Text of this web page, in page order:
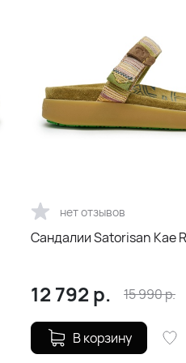
нет отзывов
Сандалии Satorisan Kae
12 792 р. 15 990р.
В корзину